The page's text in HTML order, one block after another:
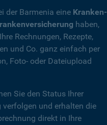
der Barmenia eine Kranken-
haben,
Rechnungen, Rezepte,
und Co. ganz einfach per
Foto- oder Dateiupload
Sie den Status Ihrer
verfolgen und erhalten die
direkt in Ihre